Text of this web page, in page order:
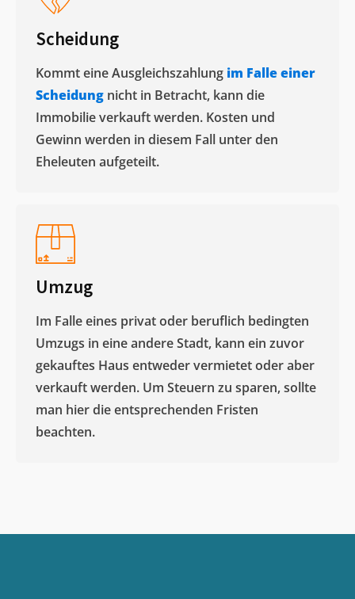
Scheidung
Kommt eine Ausgleichszahlung im Falle einer
Scheidung nicht in Betracht, kann die
Immobilie verkauft werden. Kosten und
Gewinn werden in diesem Fall unter den
Eheleuten aufgeteilt.​
Umzug
Im Falle eines privat oder beruflich bedingten
Umzugs in eine andere Stadt, kann ein zuvor
gekauftes Haus entweder vermietet oder aber
verkauft werden. Um Steuern zu sparen, sollte
man hier die entsprechenden Fristen
beachten.